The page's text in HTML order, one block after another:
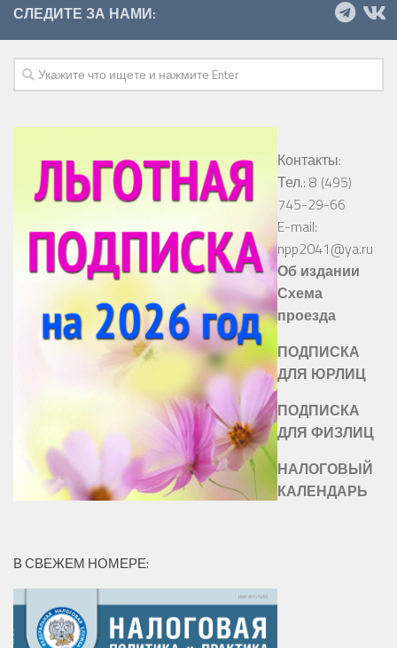
СЛЕДИТЕ ЗА НАМИ:
Контакты:
Тел.: 8 (495)
745-29-66
E-mail:
npp2041@ya.ru
Об издании
Схема
проезда
ПОДПИСКА
ДЛЯ ЮРЛИЦ
ПОДПИСКА
ДЛЯ ФИЗЛИЦ
НАЛОГОВЫЙ
КАЛЕНДАРЬ
В СВЕЖЕМ НОМЕРЕ: